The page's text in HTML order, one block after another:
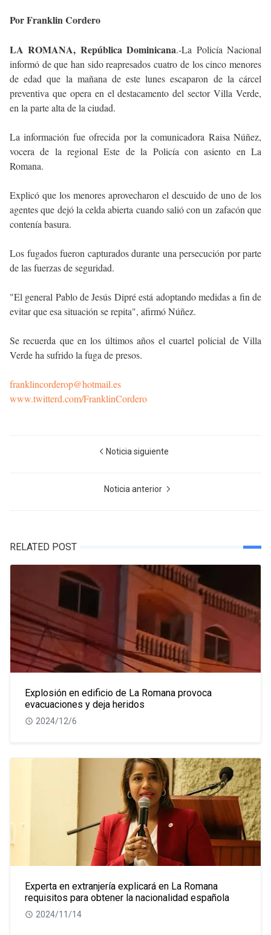
Por Franklin Cordero
LA ROMANA, República Dominicana.-La Policía Nacional
informó de que han sido reapresados cuatro de los cinco menores
de edad que la mañana de este lunes escaparon de la cárcel
preventiva que opera en el destacamento del sector Villa Verde,
en la parte alta de la ciudad.
La información fue ofrecida por la comunicadora Raisa Núñez,
vocera de la regional Este de la Policía con asiento en La
Romana.
Explicó que los menores aprovecharon el descuido de uno de los
agentes que dejó la celda abierta cuando salió con un zafacón que
contenía basura.
Los fugados fueron capturados durante una persecución por parte
de las fuerzas de seguridad.
"El general Pablo de Jesús Dipré está adoptando medidas a fin de
evitar que esa situación se repita", afirmó Núñez.
Se recuerda que en los últimos años el cuartel policial de Villa
Verde ha sufrido la fuga de presos.
franklincorderop@hotmail.es
www.twitterd.com/FranklinCordero
Noticia siguiente
Noticia anterior
RELATED POST
Explosión en edificio de La Romana provoca
evacuaciones y deja heridos
2024/12/6
Experta en extranjería explicará en La Romana
requisitos para obtener la nacionalidad española
2024/11/14